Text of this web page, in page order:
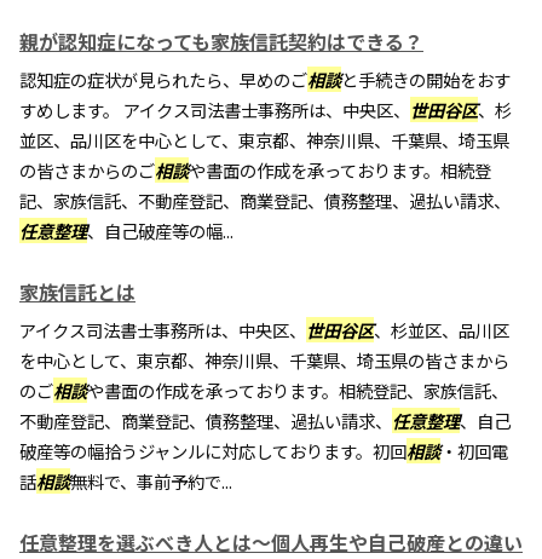
親が認知症になっても家族信託契約はできる？
認知症の症状が見られたら、早めのご相談と手続きの開始をおす
すめします。 アイクス司法書士事務所は、中央区、 世田谷区、杉
並区、品川区を中心として、東京都、神奈川県、千葉県、埼玉県
の皆さまからのご相談や書面の作成を承っております。相続登
記、家族信託、不動産登記、商業登記、債務整理、過払い請求、
任意整理、自己破産等の幅...
家族信託とは
アイクス司法書士事務所は、中央区、 世田谷区、杉並区、品川区
を中心として、東京都、神奈川県、千葉県、埼玉県の皆さまから
のご相談や書面の作成を承っております。相続登記、家族信託、
不動産登記、商業登記、債務整理、過払い請求、 任意整理、自己
破産等の幅拾うジャンルに対応しております。初回相談・初回電
話相談無料で、事前予約で...
任意整理を選ぶべき人とは～個人再生や自己破産との違い